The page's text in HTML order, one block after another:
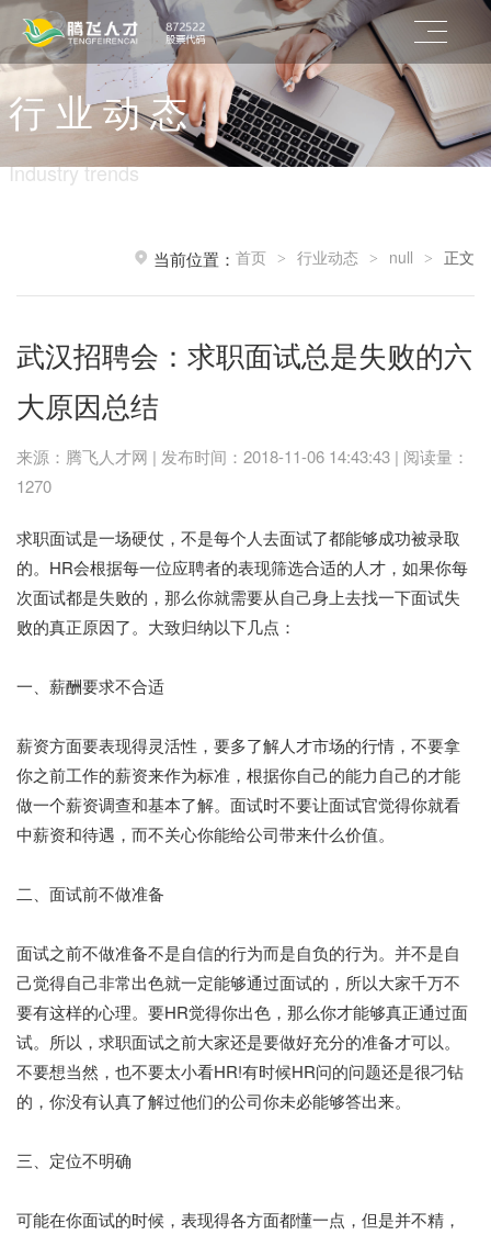
行 业 动 态
Industry trends
当前位置： 首页 > 行业动态 > null > 正文
武汉招聘会：求职面试总是失败的六
大原因总结
来源：腾飞人才网 | 发布时间：2018-11-06 14:43:43 | 阅读量：
1270
求职面试是一场硬仗，不是每个人去面试了都能够成功被录取
的。HR会根据每一位应聘者的表现筛选合适的人才，如果你每
次面试都是失败的，那么你就需要从自己身上去找一下面试失
败的真正原因了。大致归纳以下几点：
一、薪酬要求不合适
薪资方面要表现得灵活性，要多了解人才市场的行情，不要拿
你之前工作的薪资来作为标准，根据你自己的能力自己的才能
做一个薪资调查和基本了解。面试时不要让面试官觉得你就看
中薪资和待遇，而不关心你能给公司带来什么价值。
二、面试前不做准备
面试之前不做准备不是自信的行为而是自负的行为。并不是自
己觉得自己非常出色就一定能够通过面试的，所以大家千万不
要有这样的心理。要HR觉得你出色，那么你才能够真正通过面
试。所以，求职面试之前大家还是要做好充分的准备才可以。
不要想当然，也不要太小看HR!有时候HR问的问题还是很刁钻
的，你没有认真了解过他们的公司你未必能够答出来。
三、定位不明确
可能在你面试的时候，表现得各方面都懂一点，但是并不精，